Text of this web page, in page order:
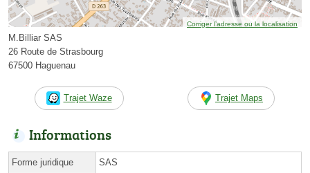
Corriger l’adresse ou la localisation
M.Billiar SAS
26 Route de Strasbourg
67500 Haguenau
Trajet Waze Trajet Maps
Informations
Forme juridique SAS